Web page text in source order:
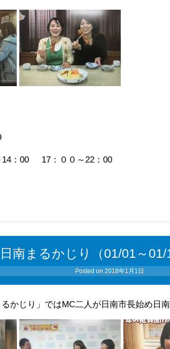
14：00 17：００～22：00
日南まるかじり（01/01～01/
Posted on 2018年1月1日
かじり」ではMC二人が日南市長始め日